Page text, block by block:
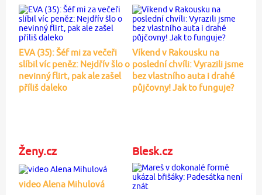
EVA (35): Šéf mi za večeři
slíbil víc peněz: Nejdřív šlo o
nevinný flirt, pak ale zašel
příliš daleko
Víkend v Rakousku na
poslední chvíli: Vyrazili jsme
bez vlastního auta i drahé
půjčovny! Jak to funguje?
Ženy.cz
video Alena Mihulová
Blesk.cz